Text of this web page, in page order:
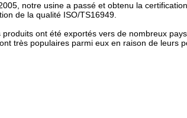
notre usine a passé et obtenu la
de la qualité ISO/TS16949.
produits ont été exportés vers de nombreux
très populaires parmi eux en raison de leurs